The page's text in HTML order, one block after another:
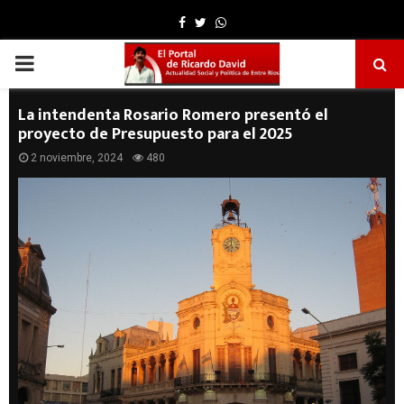
Facebook
TwitterWhatsapp
PRIMARY
MENU
La intendenta Rosario Romero presentó el
proyecto de Presupuesto para el 2025
2 noviembre, 2024 480